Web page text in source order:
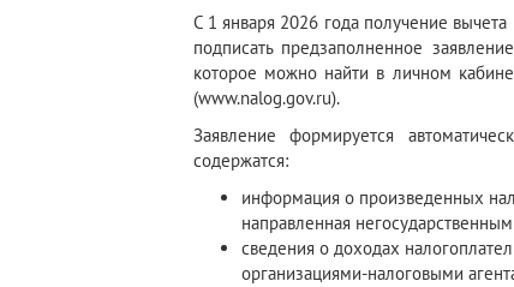
С 1 января 2026 года получение
подписать предзаполненное
которое можно найти в личном
(www.nalog.gov.ru).
Заявление формируется
содержатся:
информация о произведенных
направленная
сведения о доходах
организациями-налоговыми